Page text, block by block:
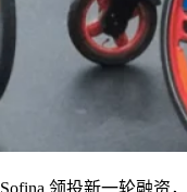
Sofina 领投新一轮融资